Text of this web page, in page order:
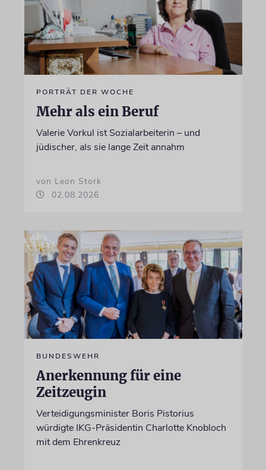
PORTRÄT DER WOCHE
Mehr als ein Beruf
Valerie Vorkul ist Sozialarbeiterin – und
jüdischer, als sie lange Zeit annahm
von Leon Stork
02.08.2026
BUNDESWEHR
Anerkennung für eine
Zeitzeugin
Verteidigungsminister Boris Pistorius
würdigte IKG-Präsidentin Charlotte Knobloch
mit dem Ehrenkreuz